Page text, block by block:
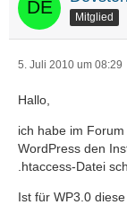
Mitglied
5. Juli 2010 um 08:29
Hallo,
ich habe im
WordPress den
.htaccess-Datei
Ist für WP3.0